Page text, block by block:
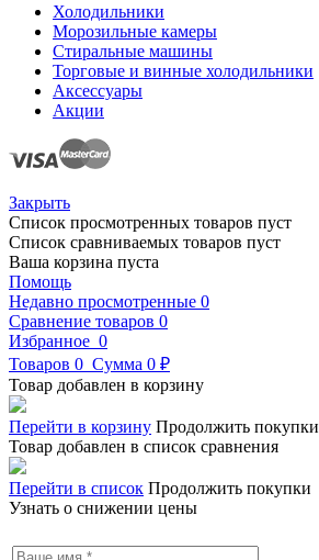
Холодильники
Морозильные камеры
Стиральные машины
Торговые и винные холодильники
Аксессуары
Акции
Закрыть
Список просмотренных товаров пуст
Список сравниваемых товаров пуст
Ваша корзина пуста
Помощь
Недавно просмотренные 0
Сравнение товаров 0
Избранное 0
Товаров 0 Сумма 0 ₽
Товар добавлен в корзину
Перейти в корзину Продолжить покупки
Товар добавлен в список сравнения
Перейти в список Продолжить покупки
Узнать о снижении цены